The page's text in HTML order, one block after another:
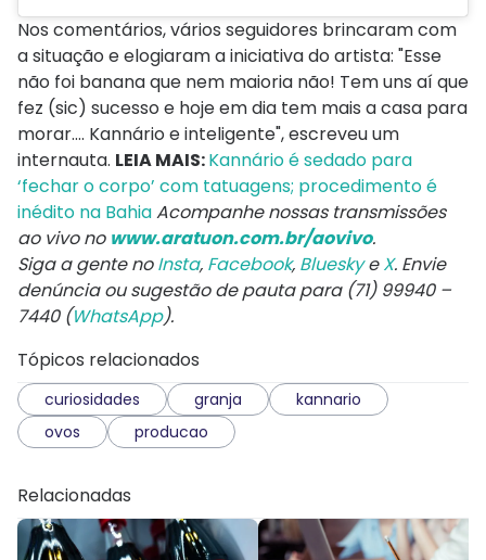
Nos comentários, vários seguidores brincaram com
a situação e elogiaram a iniciativa do artista: "Esse
não foi banana que nem maioria não! Tem uns aí que
fez (sic) sucesso e hoje em dia tem mais a casa para
morar.... Kannário e inteligente", escreveu um
internauta. LEIA MAIS:Kannário é sedado para
‘fechar o corpo’ com tatuagens; procedimento é
inédito na BahiaAcompanhe nossas transmissões
ao vivo no www.aratuon.com.br/aovivo.
Siga a gente noInsta, Facebook, BlueskyeX. Envie
denúncia ou sugestão de pauta para (71) 99940 –
7440 (WhatsApp).
Tópicos relacionados
curiosidades granja
kannario
ovos
producao
Relacionadas